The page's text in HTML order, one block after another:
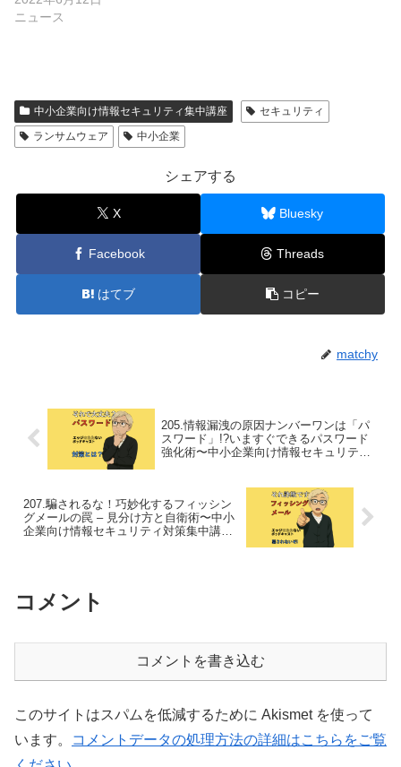
ニュース
中小企業向け情報セキュリティ集中講座
セキュリティ
ランサムウェア
中小企業
シェアする
X Bluesky
Facebook Threads
はてブ コピー
matchy
205.情報漏洩の原因ナンバーワンは「パ
スワード」!?いますぐできるパスワード
強化術〜中小企業向け情報セキュリティ
207.騙されるな！巧妙化するフィッシン
グメールの罠 – 見分け方と自衛術〜中小
企業向け情報セキュリティ対策集中講座
コメント
コメントを書き込む
このサイトはスパムを低減するために Akismet を使って
います。
コメントデータの処理方法の詳細はこちらをご覧